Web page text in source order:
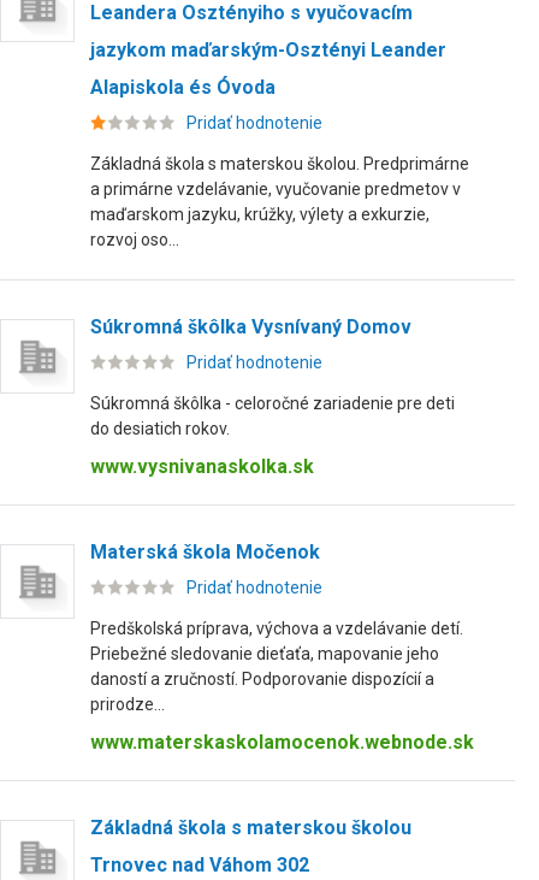
Leandera Osztényiho s vyučovacím
jazykom maďarským-Osztényi Leander
Alapiskola és Óvoda
Pridať hodnotenie
Základná škola s materskou školou. Predprimárne
a primárne vzdelávanie, vyučovanie predmetov v
maďarskom jazyku, krúžky, výlety a exkurzie,
rozvoj oso...
Súkromná škôlka Vysnívaný Domov
Pridať hodnotenie
Súkromná škôlka - celoročné zariadenie pre deti
do desiatich rokov.
www.vysnivanaskolka.sk
Materská škola Močenok
Pridať hodnotenie
Predškolská príprava, výchova a vzdelávanie detí.
Priebežné sledovanie dieťaťa, mapovanie jeho
daností a zručností. Podporovanie dispozícií a
prirodze...
www.materskaskolamocenok.webnode.sk
Základná škola s materskou školou
Trnovec nad Váhom 302